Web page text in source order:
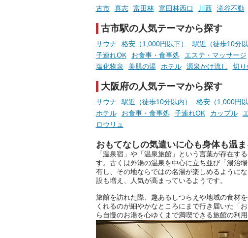
現地取材記事もあわせて紹介し
ていますので、気になる施設は
ぜひチェックして次のおでかけ
先の参考にしてみてください
ね。
める占いで
時間を、も
古市 喜志 富田林 富田林西口 川西 滝谷不動
古市駅の人気テーマから探す
サウナ 格安（1,000円以下） 駅近（徒歩10分以
子連れOK
お食事・食事処 エステ・マッサージ
塩化物泉
美肌の湯 ホテル 源泉かけ流し 切り
大阪府の人気テーマから探す
サウナ 駅近（徒歩10分以内） 格安（1,000円以
ホテル
お食事・食事処 子連れOK カップル
ロウリュ
おもてなしの気遣いに心も身体も温
「温泉宿」や「温泉旅館」という言葉が存在す
す。古くは外湯の温泉を中心に立ち並び「湯治
有し、その地ならではの名湯が楽しめるように
設も増え、人気が高まっているようです。
旅館を訪れた際、趣あるしつらえや地域の食材
くれるのが細やかなところにまで行き届いた「
ら自慢のお湯を心ゆくまで満喫できる旅館の利